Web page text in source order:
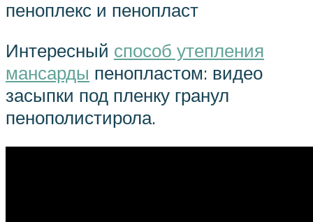
пеноплекс и пенопласт
Интересный способ утепления
мансарды пенопластом: видео
засыпки под пленку гранул
пенополистирола.